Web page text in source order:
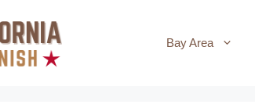
Bay Area